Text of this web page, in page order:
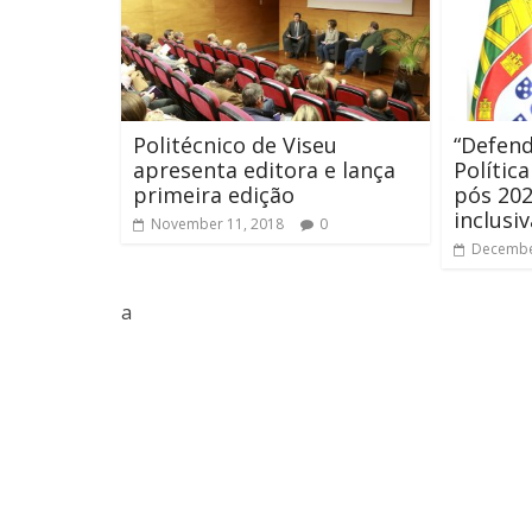
Politécnico de Viseu
apresenta editora e lança
primeira edição
November 11, 2018 0
pós
a